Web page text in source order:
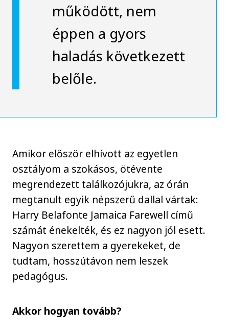
működött, nem
éppen a gyors
haladás következett
belőle.
Amikor először elhívott az egyetlen
osztályom a szokásos, ötévente
megrendezett találkozójukra, az órán
megtanult egyik népszerű dallal vártak:
Harry Belafonte Jamaica Farewell című
számát énekelték, és ez nagyon jól esett.
Nagyon szerettem a gyerekeket, de
tudtam, hosszútávon nem leszek
pedagógus.
Akkor hogyan tovább?